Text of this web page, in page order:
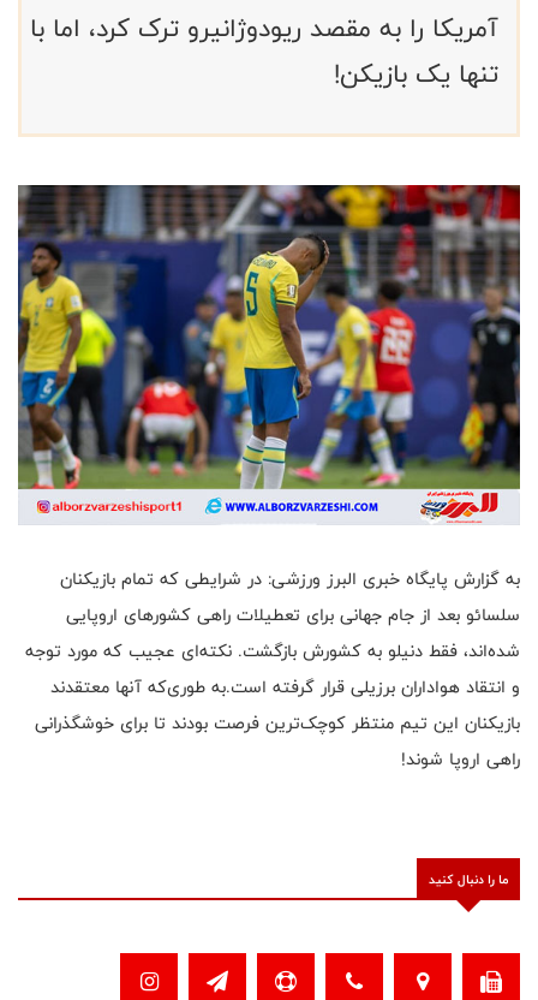
آمریکا را به مقصد ریودوژانیرو ترک کرد، اما با
تنها یک بازیکن!
به گزارش پایگاه خبری البرز ورزشی: در شرایطی که تمام بازیکنان
سلسائو بعد از جام جهانی برای تعطیلات راهی کشورهای اروپایی
شده‌اند، فقط دنیلو به کشورش بازگشت. نکته‌ای عجیب که مورد توجه
و انتقاد هواداران برزیلی قرار گرفته است.به طوری‌که آنها معتقدند
بازیکنان این تیم منتظر کوچک‌ترین فرصت بودند تا برای خوشگذرانی
راهی اروپا شوند!
ما را دنبال کنید